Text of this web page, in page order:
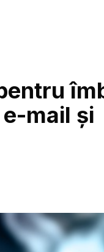
mail și